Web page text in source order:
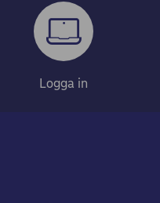
Logga in